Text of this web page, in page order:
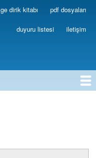
dirik kitabı pdf dosyaları
duyuru listesi iletişim